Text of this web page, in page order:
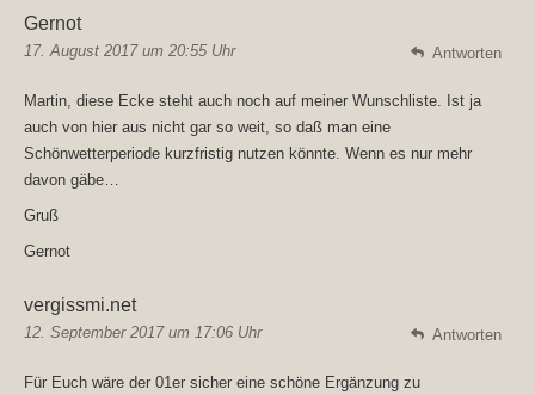
Gernot
17. August 2017 um 20:55 Uhr
Martin, diese Ecke steht auch noch auf meiner Wunschliste. Ist ja
auch von hier aus nicht gar so weit, so daß man eine
Schönwetterperiode kurzfristig nutzen könnte. Wenn es nur mehr
davon gäbe…
Gruß
Gernot
Antworten
vergissmi.net
12. September 2017 um 17:06 Uhr
Für Euch wäre der 01er sicher eine schöne Ergänzung zu
Antworten